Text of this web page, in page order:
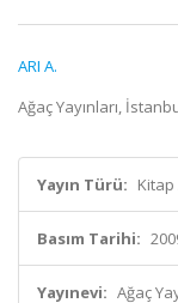
ARI A.
Ağaç Yayınları,
Yayın Türü: Kitap
Basım Tarihi:
Yayınevi: Ağaç